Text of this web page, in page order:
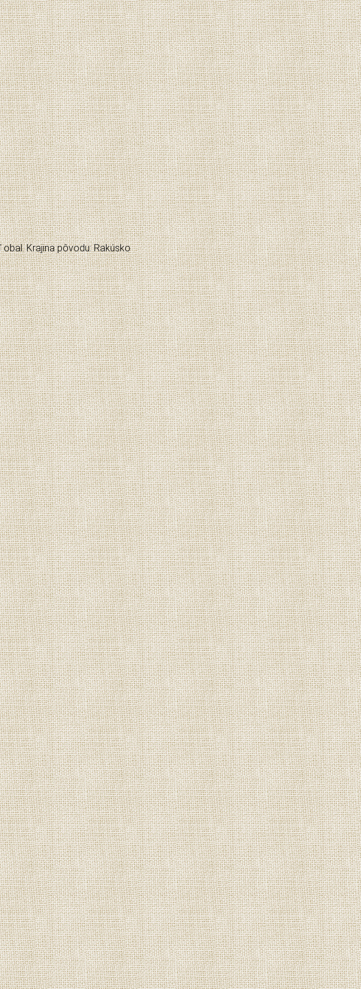
Krajina pôvodu: Rakúsko